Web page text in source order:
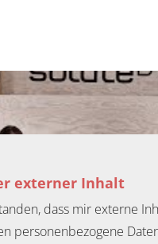
externer Inhalt
dass mir externe
personenbezogene